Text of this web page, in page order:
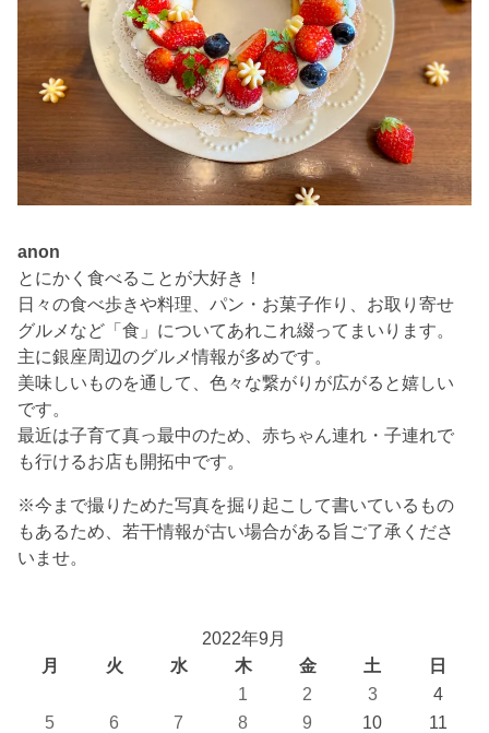
anon
とにかく食べることが大好き！
日々の食べ歩きや料理、パン・お菓子作り、お取り寄せ
グルメなど「食」についてあれこれ綴ってまいります。
主に銀座周辺のグルメ情報が多めです。
美味しいものを通して、色々な繋がりが広がると嬉しい
です。
最近は子育て真っ最中のため、赤ちゃん連れ・子連れで
も行けるお店も開拓中です。
※今まで撮りためた写真を掘り起こして書いているもの
もあるため、若干情報が古い場合がある旨ご了承くださ
いませ。
2022年9月
月
火 水 木 金 土
日
1
2 3
4
5
6 7 8 9 10
11